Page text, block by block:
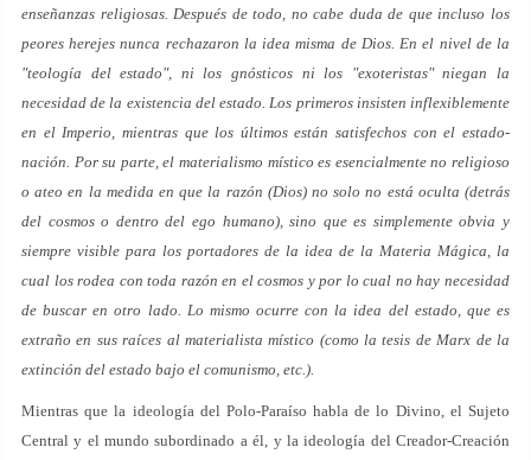
enseñanzas religiosas. Después de todo, no cabe duda de que incluso los
peores herejes nunca rechazaron la idea misma de Dios. En el nivel de la
"teología del estado", ni los gnósticos ni los "exoteristas" niegan la
necesidad de la existencia del estado. Los primeros insisten inflexiblemente
en el Imperio, mientras que los últimos están satisfechos con el estado-
nación. Por su parte, el materialismo místico es esencialmente no religioso
o ateo en la medida en que la razón (Dios) no solo no está oculta (detrás
del cosmos o dentro del ego humano), sino que es simplemente obvia y
siempre visible para los portadores de la idea de la Materia Mágica, la
cual los rodea con toda razón en el cosmos y por lo cual no hay necesidad
de buscar en otro lado. Lo mismo ocurre con la idea del estado, que es
extraño en sus raíces al materialista místico (como la tesis de Marx de la
extinción del estado bajo el comunismo, etc.).
Mientras que la ideología del Polo-Paraíso habla de lo Divino, el Sujeto
Central y el mundo subordinado a él, y la ideología del Creador-Creación